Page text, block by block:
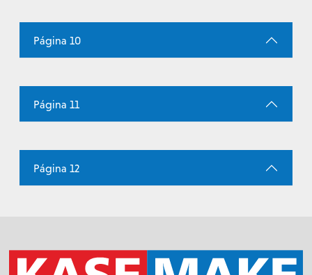
Página 10
Página 11
Página 12